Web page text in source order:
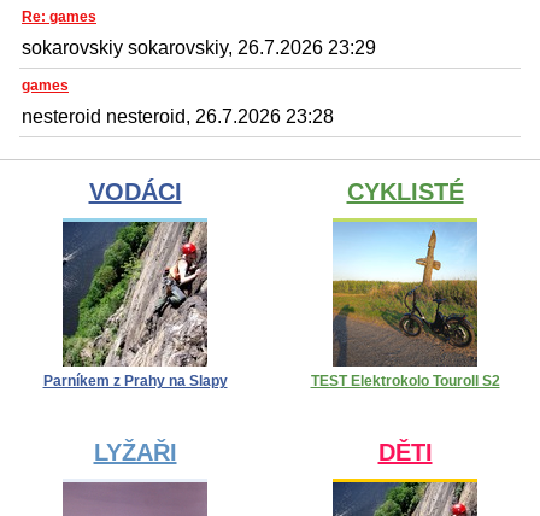
Re: games
sokarovskiy sokarovskiy, 26.7.2026 23:29
games
nesteroid nesteroid, 26.7.2026 23:28
VODÁCI
Parníkem z Prahy na Slapy
CYKLISTÉ
TEST Elektrokolo Touroll S2
LYŽAŘI DĚTI